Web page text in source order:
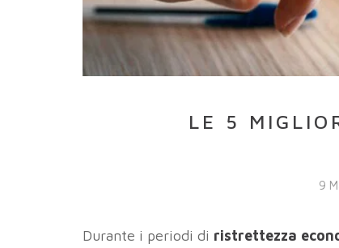
LE 5
9
Durante i periodi di ristrettezza